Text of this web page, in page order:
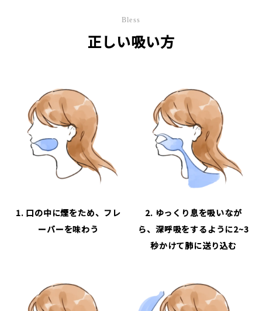
Bless
正しい吸い方
1. 口の中に煙をため、フレ
ーバーを味わう
2. ゆっくり息を吸いなが
ら、深呼吸をするように2~3
秒かけて肺に送り込む